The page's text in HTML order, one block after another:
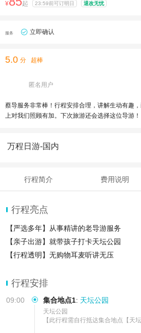
¥ 起 23:59前可订明日 退改无忧
服务 立即确认
5.0 分 超棒
匿名用户
蔡导服务非常棒！行程安排合理，讲解生动有趣
上对我们照顾有加。下次旅游还会选择这位导游！
万程日游-国内
行程简介 费用说明
行程亮点
【严选多年】从事精讲的老导游服务
【亲子出游】就带孩子打卡天坛公园
【行程透明】无购物耳麦听讲无压
行程安排
09:00 集合地点1: 天坛公园
天坛公园
【此行程需自行抵达集合地点【天